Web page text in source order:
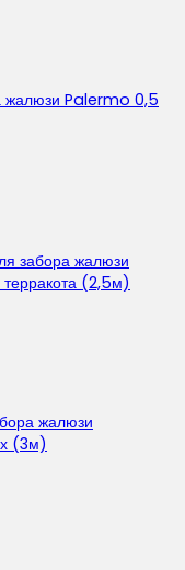
жалюзи Palermo 0,5
забора жалюзи
(2,5м)
жалюзи
(3м)